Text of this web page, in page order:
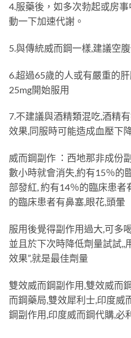
4.服藥後，如多次勃起或房
動一下加速代謝。
5.與傳統威而鋼一樣,建議空
6.超過65歲的人或有嚴重的
25mg開始服用
7.不建議與酒精類混吃,酒精
效果,同服時可能造成血壓下
威而鋼副作 ：西地那非成份
數小時就會消失,約有15％的
部發紅, 約有14％的臨床患者
的臨床患者有鼻塞,眼花,頭暈
服用後覺得副作用過大,可多
並且於下次時降低劑量試試,,
效果”,就是最佳劑量
雙效威而鋼副作用,雙效威而
而鋼藥局,雙效犀利士,印度威
鋼副作用,印度威而鋼代購,必